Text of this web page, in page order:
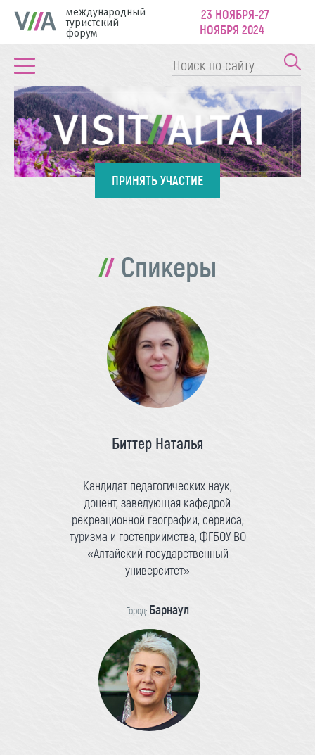
международный
туристский
форум
23 НОЯБРЯ-27
НОЯБРЯ 2024
ПРИНЯТЬ УЧАСТИЕ
Спикеры
Биттер Наталья
Кандидат педагогических наук,
доцент, заведующая кафедрой
рекреационной географии, сервиса,
туризма и гостеприимства, ФГБОУ ВО
«Алтайский государственный
университет»
Город: Барнаул